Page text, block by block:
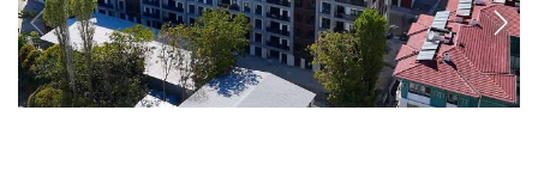
ZEYTINBURNU - ISTANBUL 3+1, 4+1 2
PRIX DE BASE
669.000 USD
12 Mois
Versement
À PARTIR DE
581.000 EUR